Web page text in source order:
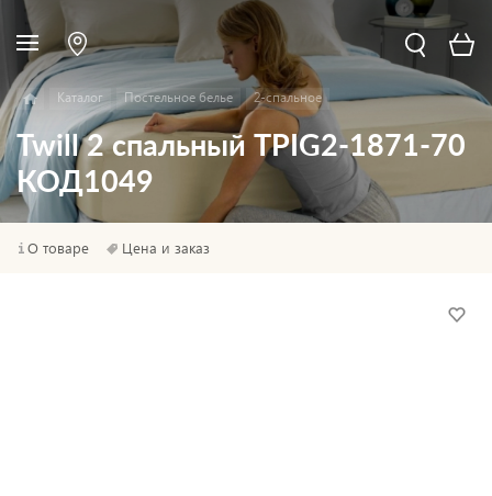
Каталог Постельное белье 2-спальное
Twill 2 спальный TPIG2-1871-70
КОД1049
О товаре Цена и заказ